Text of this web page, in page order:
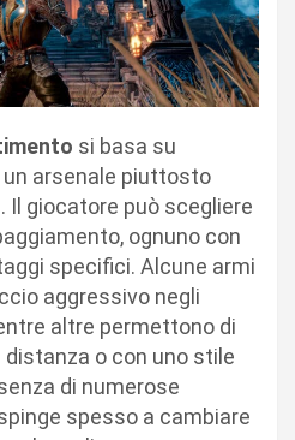
si basa su
un arsenale piuttosto
Il giocatore può scegliere
ognuno con
specifici. Alcune armi
aggressivo negli
altre permettono di
o con uno stile
di numerose
spesso a cambiare